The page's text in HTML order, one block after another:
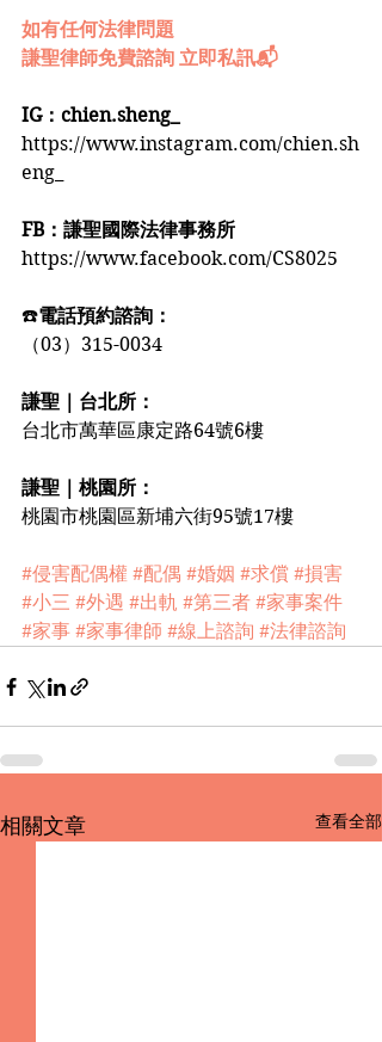
如有任何法律問題
謙聖律師免費諮詢 立即私訊📬
IG：chien.sheng_
https://www.instagram.com/chien.sh
eng_
FB：謙聖國際法律事務所
https://www.facebook.com/CS8025
☎️電話預約諮詢：
（03）315-0034
謙聖｜台北所：
台北市萬華區康定路64號6樓
謙聖｜桃園所：
桃園市桃園區新埔六街95號17樓️️
#侵害配偶權 #配偶 #婚姻 #求償 #損害
#小三 #外遇 #出軌 #第三者 #家事案件
#家事 #家事律師 #線上諮詢 #法律諮詢
相關文章 查看全部